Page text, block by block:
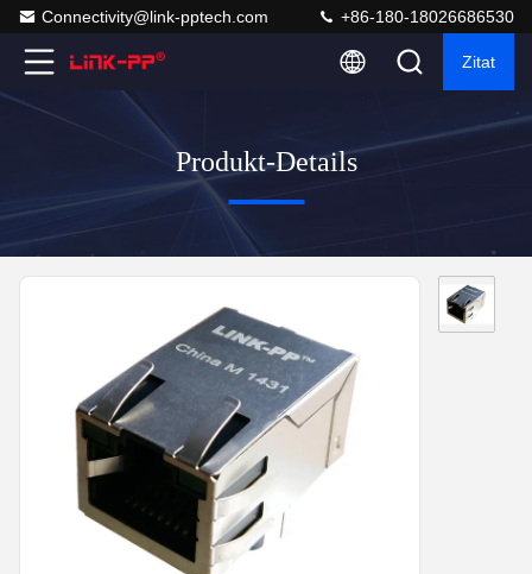
Connectivity@link-pptech.com +86-180-18026686530
Zitat
Produkt-Details